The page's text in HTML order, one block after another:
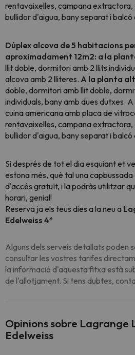
rentavaixelles, campana
bullidor d'aigua, bany separat i balcó
Dúplex alcova de 5 habitacions
aproximadament 12m2: a la
llit doble, dormitori amb 2 llits
alcova amb 2 lliteres. A la planta
doble, dormitori amb llit doble,
individuals, bany amb dues dutxes.
cuina americana amb placa de
rentavaixelles, campana
bullidor d'aigua, bany separat i balcó
Si després de tot el dia esquiant et
estona més, què tal una
d'accés gratuït, i la podràs utilitzar
horari, genial!
Reserva ja els teus dies a la neu a
Edelweiss 4*
Alguns dels serveis detallats poden
consultar les vostres tarifes
la informació d'aquesta fitxa està
de l'allotjament. Si tens dubtes,
Opinions sobre Lagrange
Edelweiss